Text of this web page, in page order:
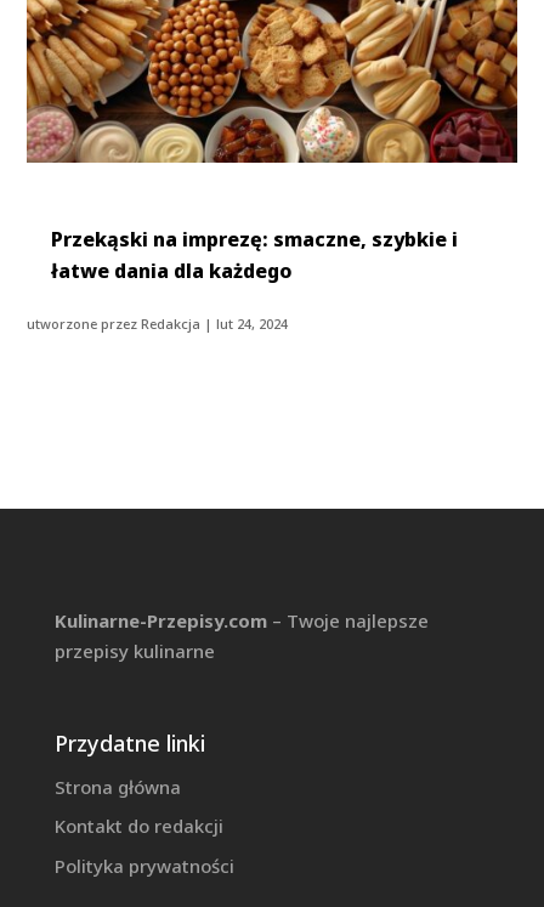
Przekąski na imprezę: smaczne, szybkie i
łatwe dania dla każdego
utworzone przezRedakcja |lut 24, 2024
Kulinarne-Przepisy.com– Twoje najlepsze
przepisy kulinarne
Przydatne linki
Strona główna
Kontakt do redakcji
Polityka prywatności